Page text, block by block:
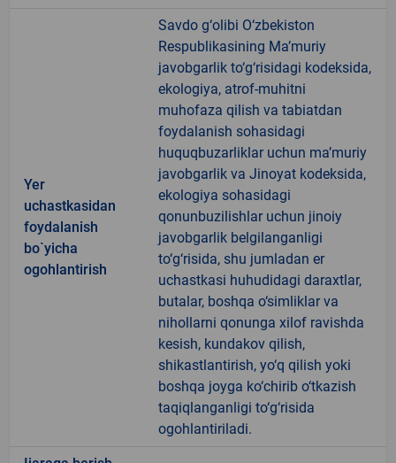
Yer
uchastkasidan
foydalanish
bo`yicha
ogohlantirish
Savdo g‘olibi O‘zbekiston
Respublikasining Ma’muriy
javobgarlik to‘g‘risidagi kodeksida,
ekologiya, atrof-muhitni
muhofaza qilish va tabiatdan
foydalanish sohasidagi
huquqbuzarliklar uchun ma’muriy
javobgarlik va Jinoyat kodeksida,
ekologiya sohasidagi
qonunbuzilishlar uchun jinoiy
javobgarlik belgilanganligi
to‘g‘risida, shu jumladan er
uchastkasi huhudidagi daraxtlar,
butalar, boshqa o‘simliklar va
nihollarni qonunga xilof ravishda
kesish, kundakov qilish,
shikastlantirish, yo‘q qilish yoki
boshqa joyga ko‘chirib o‘tkazish
taqiqlanganligi to‘g‘risida
ogohlantiriladi.